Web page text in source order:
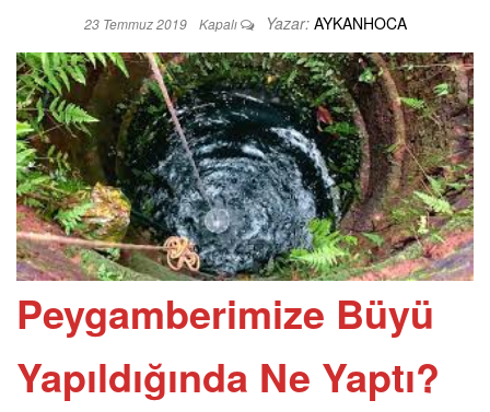
23 Temmuz 2019 Kapalı Yazar: AYKANHOCA
Peygamberimize Büyü
Yapıldığında Ne Yaptı?